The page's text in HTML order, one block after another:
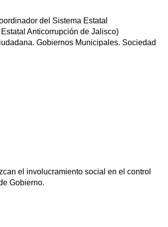
del Sistema Estatal
Anticorrupción de Jalisco)
Gobiernos Municipales. Sociedad
el involucramiento social en el control
Gobierno.